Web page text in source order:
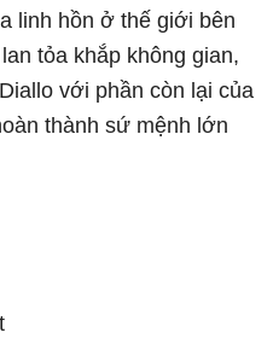
linh hồn ở thế giới bên
tỏa khắp không gian,
với phần còn lại của
thành sứ mệnh lớn